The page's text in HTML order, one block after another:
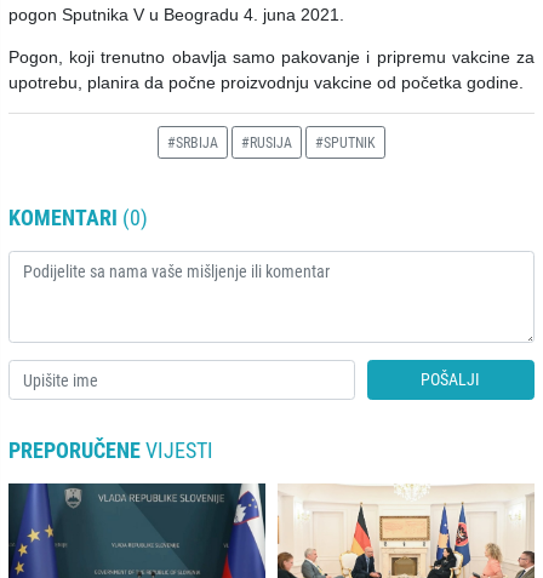
pogon Sputnika V u Beogradu 4. juna 2021.
Pogon, koji trenutno obavlja samo pakovanje i pripremu vakcine za
upotrebu, planira da počne proizvodnju vakcine od početka godine.
#SRBIJA #RUSIJA #SPUTNIK
KOMENTARI (0)
POŠALJI
PREPORUČENEVIJESTI